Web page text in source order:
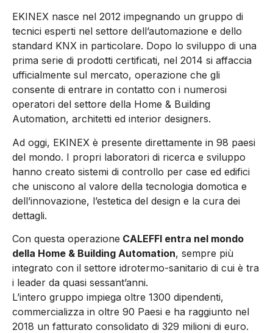
EKINEX nasce nel 2012 impegnando un gruppo di
tecnici esperti nel settore dell’automazione e dello
standard KNX in particolare. Dopo lo sviluppo di una
prima serie di prodotti certificati, nel 2014 si affaccia
ufficialmente sul mercato, operazione che gli
consente di entrare in contatto con i numerosi
operatori del settore della Home & Building
Automation, architetti ed interior designers.
Ad oggi, EKINEX è presente direttamente in 98 paesi
del mondo. I propri laboratori di ricerca e sviluppo
hanno creato sistemi di controllo per case ed edifici
che uniscono al valore della tecnologia domotica e
dell’innovazione, l’estetica del design e la cura dei
dettagli.
Con questa operazione CALEFFI entra nel mondo
della Home & Building Automation, sempre più
integrato con il settore idrotermo-sanitario di cui è tra
i leader da quasi sessant’anni.
L’intero gruppo impiega oltre 1300 dipendenti,
commercializza in oltre 90 Paesi e ha raggiunto nel
2018 un fatturato consolidato di 329 milioni di euro.